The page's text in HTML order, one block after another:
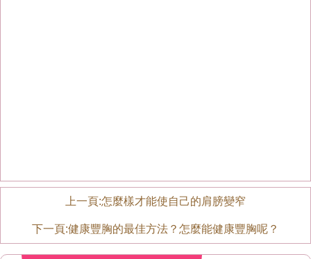
上一頁:怎麼樣才能使自己的肩膀變窄
下一頁:健康豐胸的最佳方法？怎麼能健康豐胸呢？